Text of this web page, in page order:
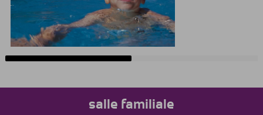
salle familiale